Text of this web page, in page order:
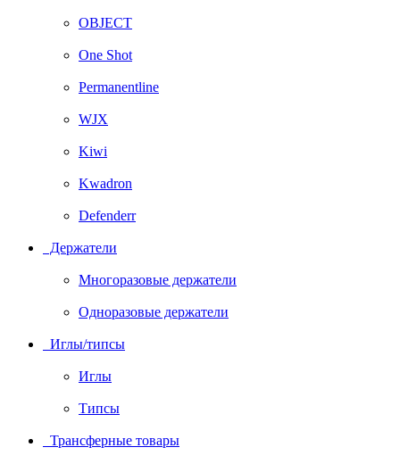
OBJECT
One Shot
Permanentline
WJX
Kiwi
Kwadron
Defenderr
Держатели
Многоразовые держатели
Одноразовые держатели
Иглы/типсы
Иглы
Типсы
Трансферные товары